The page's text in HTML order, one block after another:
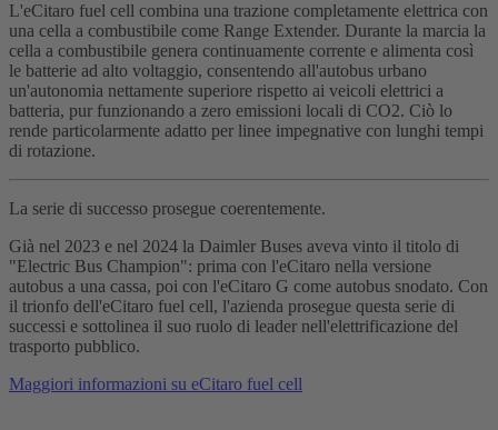
L'eCitaro fuel cell combina una trazione completamente elettrica con
una cella a combustibile come Range Extender. Durante la marcia la
cella a combustibile genera continuamente corrente e alimenta così
le batterie ad alto voltaggio, consentendo all'autobus urbano
un'autonomia nettamente superiore rispetto ai veicoli elettrici a
batteria, pur funzionando a zero emissioni locali di CO2. Ciò lo
rende particolarmente adatto per linee impegnative con lunghi tempi
di rotazione.
La serie di successo prosegue coerentemente.
Già nel 2023 e nel 2024 la Daimler Buses aveva vinto il titolo di
"Electric Bus Champion": prima con l'eCitaro nella versione
autobus a una cassa, poi con l'eCitaro G come autobus snodato. Con
il trionfo dell'eCitaro fuel cell, l'azienda prosegue questa serie di
successi e sottolinea il suo ruolo di leader nell'elettrificazione del
trasporto pubblico.
Maggiori informazioni su eCitaro fuel cell